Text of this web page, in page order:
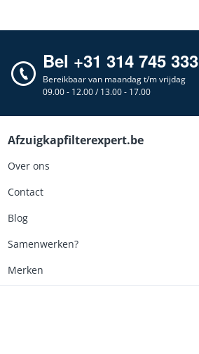
Bel +31 314 745 333
Bereikbaar van maandag t/m vrijdag
09.00 - 12.00 / 13.00 - 17.00
Afzuigkapfilterexpert.be
Over ons
Contact
Blog
Samenwerken?
Merken